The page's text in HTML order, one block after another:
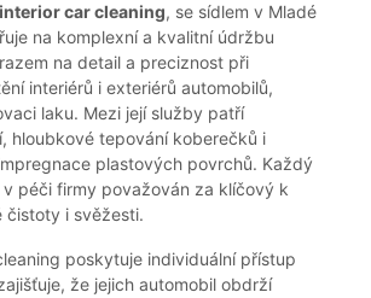
interior car cleaning, se sídlem v Mladé
na komplexní a kvalitní údržbu
na detail a preciznost při
interiérů i exteriérů automobilů,
laku. Mezi její služby patří
hloubkové tepování koberečků i
plastových povrchů. Každý
péči firmy považován za klíčový k
čistoty i svěžesti.
poskytuje individuální přístup
že jejich automobil obdrží